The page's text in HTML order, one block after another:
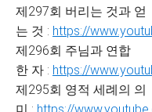
제297회 버리는 것과 얻
는 것 : https://
제296회 주님과 연합
한 자 : https://
제295회 영적 세례의 의